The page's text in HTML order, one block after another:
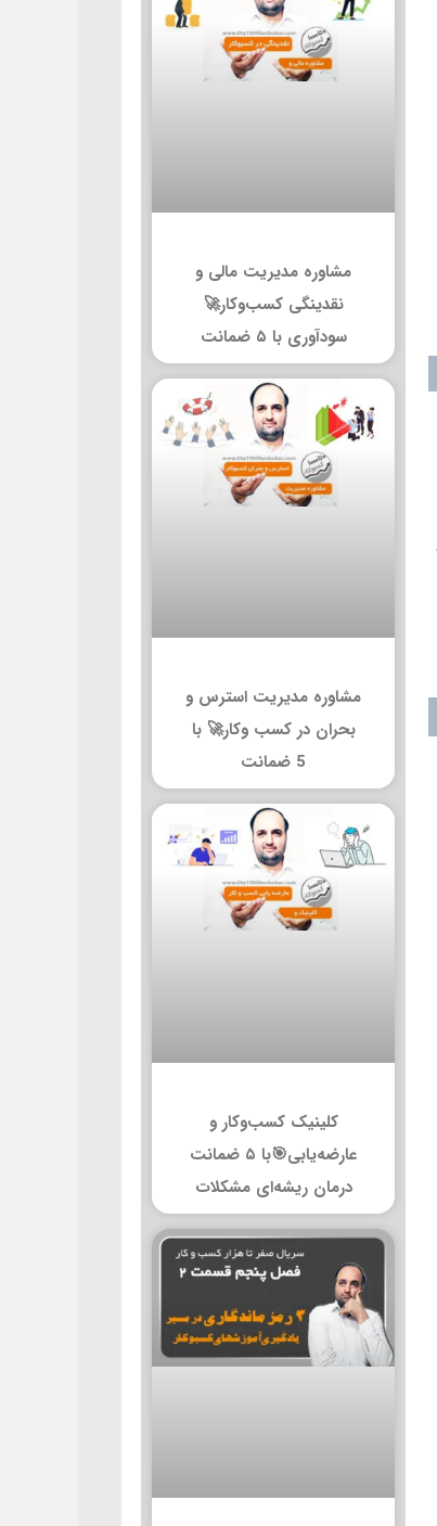
مشاوره مدیریت مالی و
نقدینگی کسب‌وکار🚀
سودآوری با ۵ ضمانت
مشاوره مدیریت استرس و
بحران در کسب وکار🚀 با
5 ضمانت
کلینیک کسب‌وکار و
عارضه‌یابی🎯با ۵ ضمانت
درمان ریشه‌ای مشکلات